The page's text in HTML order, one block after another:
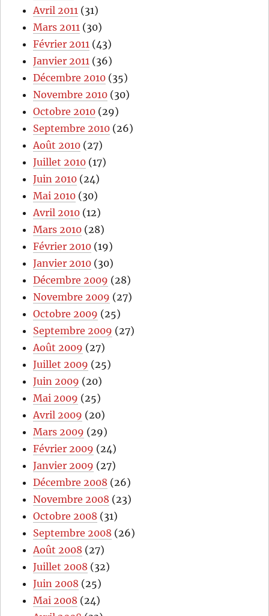
Avril 2011 (31)
Mars 2011 (30)
Février 2011 (43)
Janvier 2011 (36)
Décembre 2010 (35)
Novembre 2010 (30)
Octobre 2010 (29)
Septembre 2010 (26)
Août 2010 (27)
Juillet 2010 (17)
Juin 2010 (24)
Mai 2010 (30)
Avril 2010 (12)
Mars 2010 (28)
Février 2010 (19)
Janvier 2010 (30)
Décembre 2009 (28)
Novembre 2009 (27)
Octobre 2009 (25)
Septembre 2009 (27)
Août 2009 (27)
Juillet 2009 (25)
Juin 2009 (20)
Mai 2009 (25)
Avril 2009 (20)
Mars 2009 (29)
Février 2009 (24)
Janvier 2009 (27)
Décembre 2008 (26)
Novembre 2008 (23)
Octobre 2008 (31)
Septembre 2008 (26)
Août 2008 (27)
Juillet 2008 (32)
Juin 2008 (25)
Mai 2008 (24)